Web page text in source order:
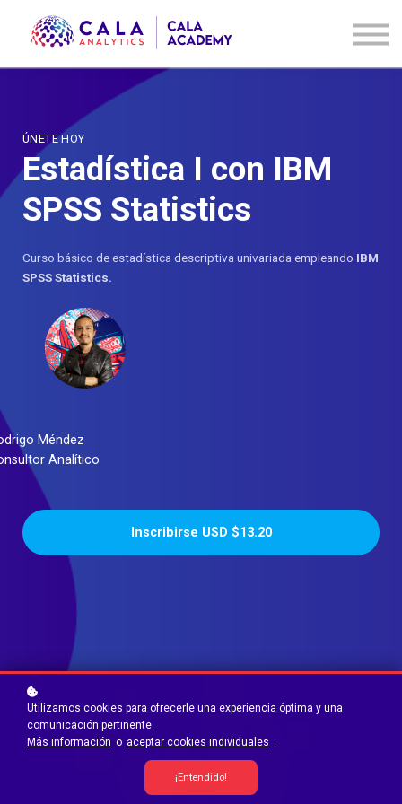
Contáctanos
Acceder
ÚNETE HOY
Estadística I con IBM
SPSS Statistics
Curso básico de estadística descriptiva univariada empleando IBM
SPSS Statistics.
Méndez
Analítico
Inscribirse USD $13.20
Utilizamos cookies para ofrecerle una experiencia óptima y una
comunicación pertinente.
Más información o aceptar cookies individuales .
¡Entendido!